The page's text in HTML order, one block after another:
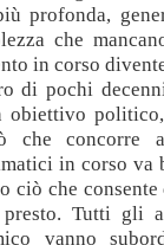
profonda,
che
in corso
di pochi
obiettivo
che concorre
in corso va
ciò che
Tutti gli
vanno